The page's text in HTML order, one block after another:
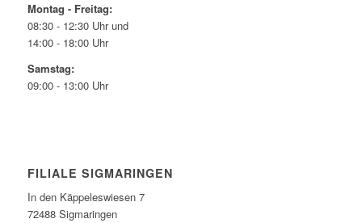
Montag - Freitag:
08:30 - 12:30 Uhr und
14:00 - 18:00 Uhr
Samstag:
09:00 - 13:00 Uhr
FILIALE SIGMARINGEN
In den Käppeleswiesen 7
72488 Sigmaringen